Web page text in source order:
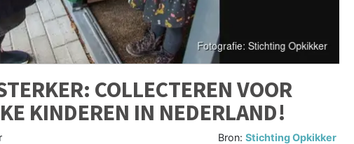
COLLECTEREN VOOR
KINDEREN IN NEDERLAND!
Bron:Stichting Opkikker